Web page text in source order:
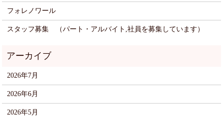
フォレノワール
スタッフ募集 （パート・アルバイト,社員を募集しています）
2026年7月
2026年6月
2026年5月